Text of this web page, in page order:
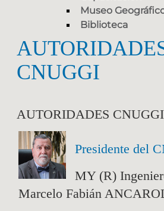
Museo
Biblioteca
CNUGGI
AUTORIDADES CNUGGI
Presidente del
MY (R)
Marcelo Fabián